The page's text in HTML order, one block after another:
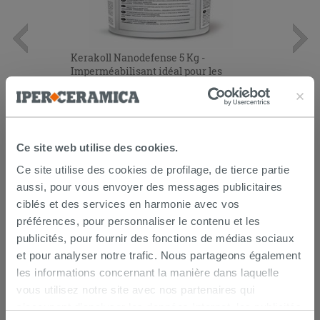
Ce site web utilise des cookies.
Ce site utilise des cookies de profilage, de tierce partie
aussi, pour vous envoyer des messages publicitaires
ciblés et des services en harmonie avec vos
préférences, pour personnaliser le contenu et les
publicités, pour fournir des fonctions de médias sociaux
et pour analyser notre trafic. Nous partageons également
les informations concernant la manière dans laquelle
vous utilisez notre site avec nos partenaires qui
Kerakoll Nanodefense 5 Kg -
Imperméabilisant idéal pour les
41,80 €
AJOUTER AU PANIER